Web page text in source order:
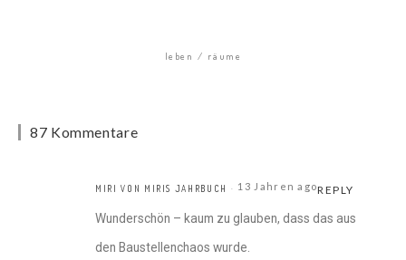
leben räume
87 Kommentare
MIRI VON MIRIS JAHRBUCH 13 Jahren agoREPLY
Wunderschön – kaum zu glauben, dass das aus
den Baustellenchaos wurde.